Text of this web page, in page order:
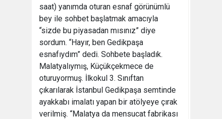
saat) yanımda oturan esnaf görünümlü
bey ile sohbet başlatmak amacıyla
“sizde bu piyasadan mısınız” diye
sordum. “Hayır, ben Gedikpaşa
esnafıydım” dedi. Sohbete başladık.
Malatyalıymış, Küçükçekmece de
oturuyormuş. İlkokul 3. Sınıftan
çıkarılarak İstanbul Gedikpaşa semtinde
ayakkabı imalatı yapan bir atölyeye çırak
verilmiş. “Malatya da mensucat fabrikası